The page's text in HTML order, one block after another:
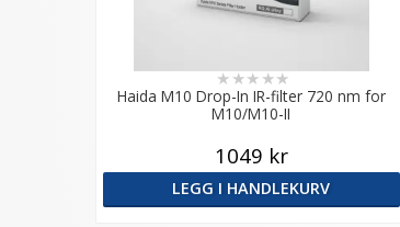
Haida M10 Drop-In IR-filter 720 nm for
M10/M10-II
★★★★★
1049 kr
LEGG I HANDLEKURV